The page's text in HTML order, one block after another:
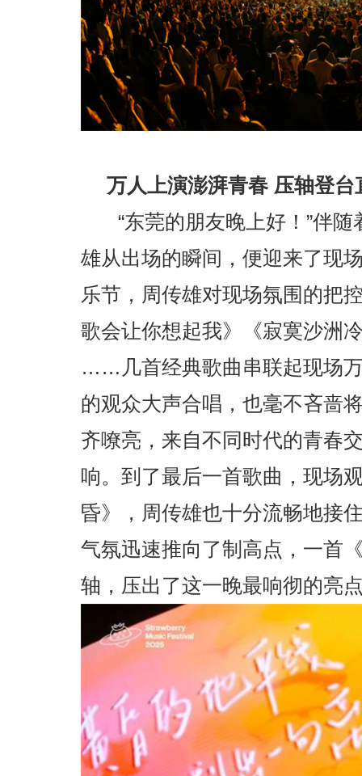
万人上演澎湃青春 压轴登台
“东莞的朋友晚上好！”伴
雄从出场的瞬间，便迎来了现
乐节，周传雄对现场氛围的把
歌会让你想起我》《寂寞沙洲
……几首经典歌曲串联起现场
的观众大声合唱，也毫不吝啬
齐嘹亮，来自不同时代的青春
响。到了最后一首歌曲，现场
昏》，周传雄也十分流畅地接
气氛迅速推向了制高点，一首
轴，压出了这一晚最响彻的亮